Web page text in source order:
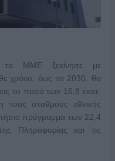
τα ΜΜΕ ξεκίνησε με
χρόνο, έως το 2030, θα
το ποσό των 16,8 εκατ.
σταθμούς εθνικής
πρόγραμμα των 22,4
Πληροφορίας και τις